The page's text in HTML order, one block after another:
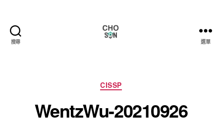
搜尋
大
小
事
選單
分
類
CISSP
WentzWu-20210926